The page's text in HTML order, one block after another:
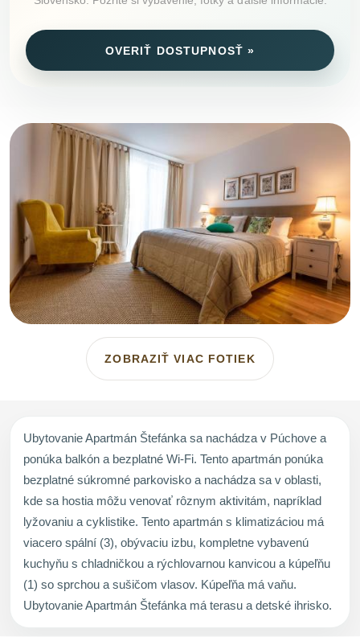
OVERIŤ DOSTUPNOSŤ »
ZOBRAZIŤ VIAC FOTIEK
Ubytovanie Apartmán Štefánka sa nachádza v Púchove a
ponúka balkón a bezplatné Wi-Fi. Tento apartmán ponúka
bezplatné súkromné parkovisko a nachádza sa v oblasti,
kde sa hostia môžu venovať rôznym aktivitám, napríklad
lyžovaniu a cyklistike. Tento apartmán s klimatizáciou má
viacero spální (3), obývaciu izbu, kompletne vybavenú
kuchyňu s chladničkou a rýchlovarnou kanvicou a kúpeľňu
(1) so sprchou a sušičom vlasov. Kúpeľňa má vaňu.
Ubytovanie Apartmán Štefánka má terasu a detské ihrisko.